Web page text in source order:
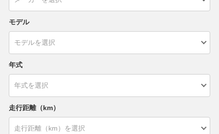
モデル
年式
走行距離（km）